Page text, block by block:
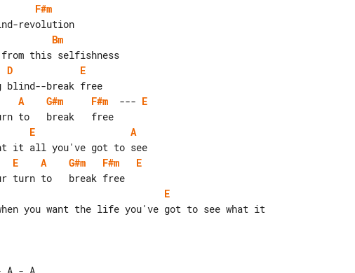
F#m
Bm
D
E
A G#m F#m
  ---
E
E
A
E A G#m F#m
E
E